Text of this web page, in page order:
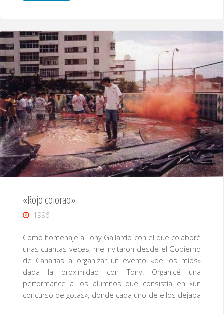
1997"
«Rojo colorao»
1996
Como homenaje a Tony Gallardo con el que colaboré
unas cuantas veces, me invitaron desde el Gobierno
de Canarias a organizar un evento «de los míos»
dada la proximidad con Tony. Organicé una
performance a los alumnos que consistía en «un
concurso de gotas», donde cada uno de ellos dejaba
…